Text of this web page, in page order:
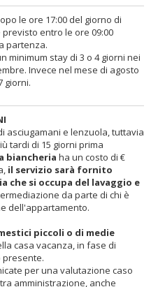
le ore 17:00 del giorno di
entro le ore 09:00
partenza.
minimum stay di 3 o 4 giorni nei
Invece nel mese di agosto
giorni.
asciugamani e lenzuola, tuttavia
tardi di 15 giorni prima
biancheria ha un costo di €
il servizio sarà fornito
che si occupa del lavaggio e
da parte di chi è
dell'appartamento.
piccoli o di medie
casa vacanza, in fase di
presente.
per una valutazione caso
amministrazione, anche